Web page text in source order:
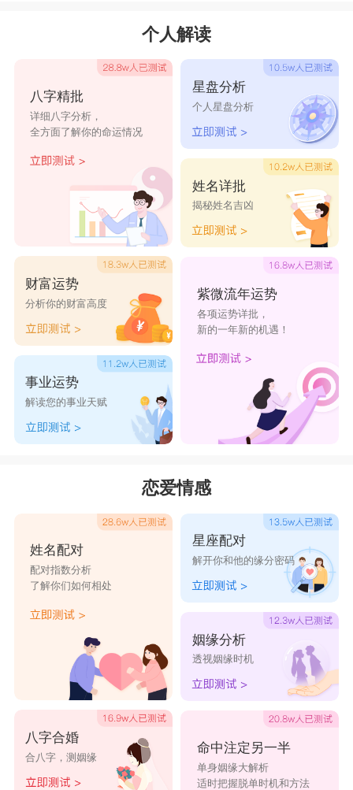
野橘
空白
冰点
寄予
小影
逐野
江鱼
晨熙 诗诗
残阳
唤魂
低唤
孤笛
迷茫 明媚
恨寒 勿念 茶靡
一生运气比较旺的网名大全
1、多多福多多
2、财哥生态
3、能吃是福
4、江囊财进
6、啭角枧圉福
9、ら絺要☆婞福
10、升财
11、麒麟财子
12、雨中的福蓉花
13、一只傻福福
14、平安才是福
15、别致@婞福
16、土肥树旺
17、自来也家的乖旺
18、这一詀婞福
个人解读
八字精批
详细八字分析，
全方面了解你的命运情况
财富运势
分析你的财富高度
事业运势
解读您的事业天赋
星盘分析
个人星盘分析
姓名详批
揭秘姓名吉凶
紫微流年运势
各项运势详批，
新的一年新的机遇！
恋爱情感
姓名配对
配对指数分析
了解你们如何相处
八字合婚
合八字，测姻缘
星座配对
解开你和他的缘分密码
姻缘分析
透视姻缘时机
命中注定另一半
单身姻缘大解析
适时把握脱单时机和方法